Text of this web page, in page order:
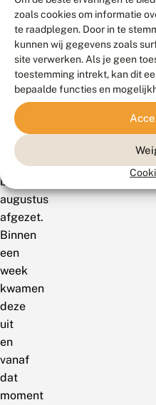
zoals cookies om informatie
te raadplegen. Door in te
kunnen wij gegevens zoals
site verwerken. Als je geen
toestemming intrekt, kan dit
bepaalde functies en
tot
rood
verkleuren
(foto
midden
links),
zijn
eind
juli
begin
augustus
afgezet.
Binnen
een
week
kwamen
deze
uit
en
vanaf
dat
moment